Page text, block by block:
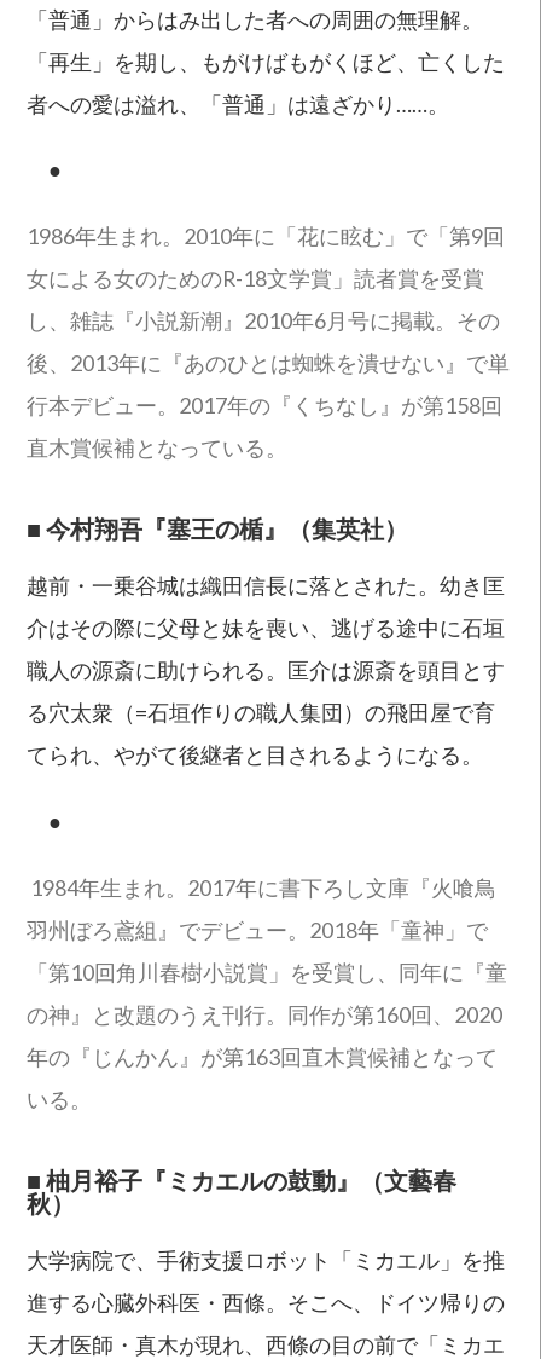
「普通」からはみ出した者への周囲の無理解。
「再生」を期し、もがけばもがくほど、亡くした
者への愛は溢れ、「普通」は遠ざかり……。
●
1986年生まれ。2010年に「花に眩む」で「第9回
女による女のためのR-18文学賞」読者賞を受賞
し、雑誌『小説新潮』2010年6月号に掲載。その
後、2013年に『あのひとは蜘蛛を潰せない』で単
行本デビュー。2017年の『くちなし』が第158回
直木賞候補となっている。
■今村翔吾『塞王の楯』（集英社）
越前・一乗谷城は織田信長に落とされた。幼き匡
介はその際に父母と妹を喪い、逃げる途中に石垣
職人の源斎に助けられる。匡介は源斎を頭目とす
る穴太衆（=石垣作りの職人集団）の飛田屋で育
てられ、やがて後継者と目されるようになる。
●
1984年生まれ。2017年に書下ろし文庫『火喰鳥
羽州ぼろ鳶組』でデビュー。2018年「童神」で
「第10回角川春樹小説賞」を受賞し、同年に『童
の神』と改題のうえ刊行。同作が第160回、2020
年の『じんかん』が第163回直木賞候補となって
いる。
■柚月裕子『ミカエルの鼓動』（文藝春
秋）
大学病院で、手術支援ロボット「ミカエル」を推
進する心臓外科医・西條。そこへ、ドイツ帰りの
天才医師・真木が現れ、西條の目の前で「ミカエ